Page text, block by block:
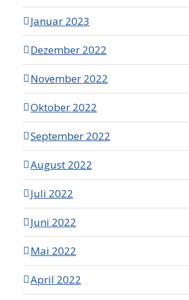
Januar 2023
Dezember 2022
November 2022
Oktober 2022
September 2022
August 2022
Juli 2022
Juni 2022
Mai 2022
April 2022